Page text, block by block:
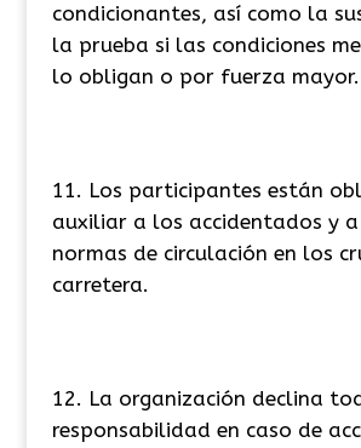
condicionantes, así como la
la prueba si las condiciones
lo obligan o por fuerza mayor.
Los participantes están
auxiliar a los accidentados y
normas de circulación en los
carretera.
La organización declina
responsabilidad en caso de